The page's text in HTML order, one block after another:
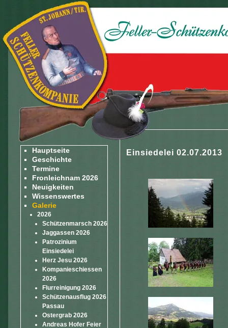
Hauptseite
Geschichte
Termine
Fronleichnam 2026
Neuigkeiten
Wissenswertes
Galerie
2026
Schützenmarsch 2026
Jaggassen 2026
Patrozinium
Einsiedelei
Herz Jesu 2026
Kompanieschiessen
2026
Flurreinigung 2026
Schützenausflug 2026
Passau
Ostergrab 2026
Andreas Hofer Feier
Einsiedelei 02.07.2013